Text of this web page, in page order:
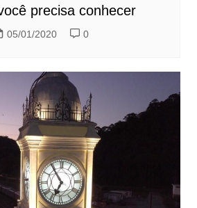
precisa conhecer
05/01/2020 0